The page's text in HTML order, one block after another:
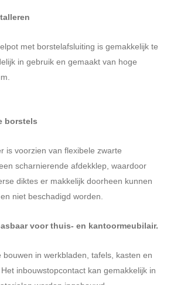
met borstelafsluiting is gemakkelijk te
in gebruik en gemaakt van hoge
borstels
is voorzien van flexibele zwarte
scharnierende afdekklep, waardoor
diktes er makkelijk doorheen kunnen
niet beschadigd worden.
voor thuis- en kantoormeubilair.
bouwen in werkbladen, tafels, kasten en
inbouwstopcontact kan gemakkelijk in